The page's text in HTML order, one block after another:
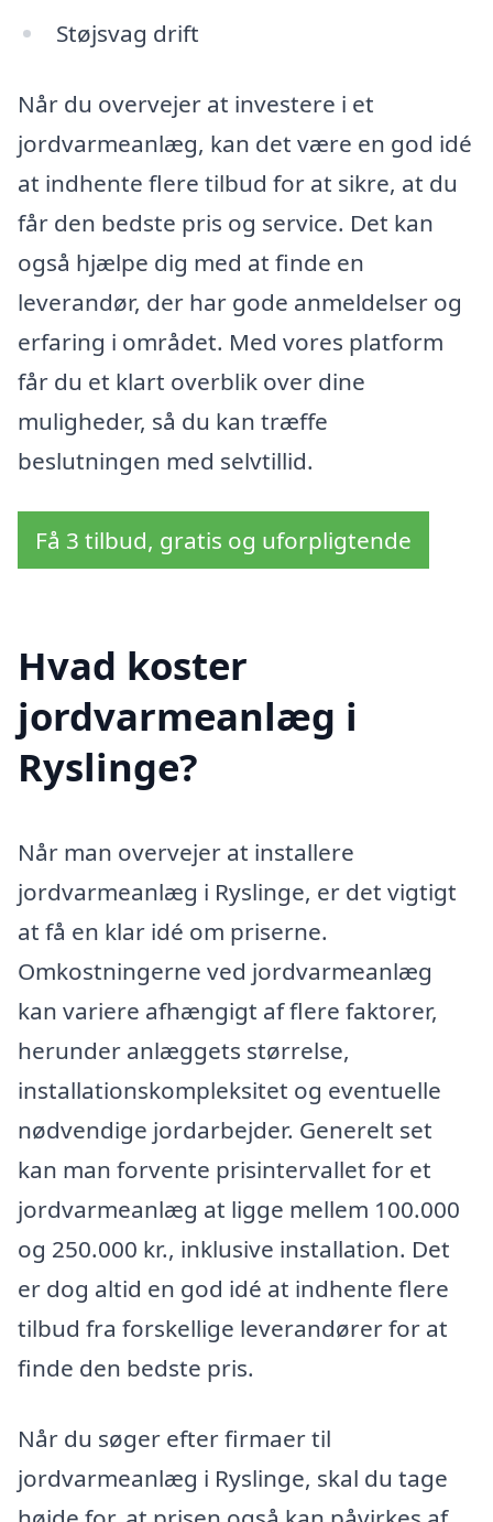
Støjsvag drift
Når du overvejer at investere i et
jordvarmeanlæg, kan det være en god idé
at indhente flere tilbud for at sikre, at du
får den bedste pris og service. Det kan
også hjælpe dig med at finde en
leverandør, der har gode anmeldelser og
erfaring i området. Med vores platform
får du et klart overblik over dine
muligheder, så du kan træffe
beslutningen med selvtillid.
Få 3 tilbud, gratis og uforpligtende
Hvad koster
jordvarmeanlæg i
Ryslinge?
Når man overvejer at installere
jordvarmeanlæg i Ryslinge, er det vigtigt
at få en klar idé om priserne.
Omkostningerne ved jordvarmeanlæg
kan variere afhængigt af flere faktorer,
herunder anlæggets størrelse,
installationskompleksitet og eventuelle
nødvendige jordarbejder. Generelt set
kan man forvente prisintervallet for et
jordvarmeanlæg at ligge mellem 100.000
og 250.000 kr., inklusive installation. Det
er dog altid en god idé at indhente flere
tilbud fra forskellige leverandører for at
finde den bedste pris.
Når du søger efter firmaer til
jordvarmeanlæg i Ryslinge, skal du tage